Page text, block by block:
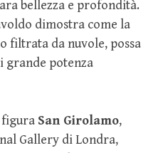
bellezza e profondità.
dimostra come la
filtrata da nuvole, possa
grande potenza
San Girolamo,
Gallery di Londra,